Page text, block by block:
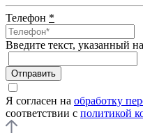
Телефон *
Введите текcт, указанный
Отправить
Я согласен на обработку
соответствии с политикой